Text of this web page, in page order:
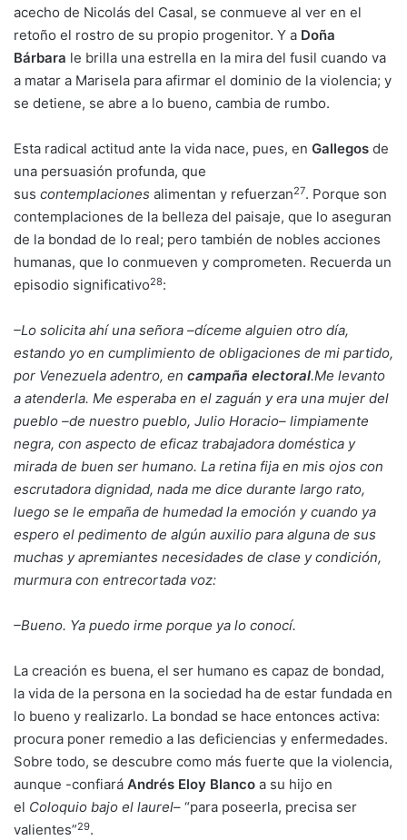
acecho de Nicolás del Casal, se conmueve al ver en el
retoño el rostro de su propio progenitor. Y a Doña
Bárbara le brilla una estrella en la mira del fusil cuando va
a matar a Marisela para afirmar el dominio de la violencia; y
se detiene, se abre a lo bueno, cambia de rumbo.
Esta radical actitud ante la vida nace, pues, en Gallegos de
una persuasión profunda, que
sus contemplaciones alimentan y refuerzan27. Porque son
contemplaciones de la belleza del paisaje, que lo aseguran
de la bondad de lo real; pero también de nobles acciones
humanas, que lo conmueven y comprometen. Recuerda un
episodio significativo28:
–Lo solicita ahí una señora –díceme alguien otro día,
estando yo en cumplimiento de obligaciones de mi partido,
por Venezuela adentro, en campaña electoral.Me levanto
a atenderla. Me esperaba en el zaguán y era una mujer del
pueblo –de nuestro pueblo, Julio Horacio– limpiamente
negra, con aspecto de eficaz trabajadora doméstica y
mirada de buen ser humano. La retina fija en mis ojos con
escrutadora dignidad, nada me dice durante largo rato,
luego se le empaña de humedad la emoción y cuando ya
espero el pedimento de algún auxilio para alguna de sus
muchas y apremiantes necesidades de clase y condición,
murmura con entrecortada voz:
–Bueno. Ya puedo irme porque ya lo conocí.
La creación es buena, el ser humano es capaz de bondad,
la vida de la persona en la sociedad ha de estar fundada en
lo bueno y realizarlo. La bondad se hace entonces activa:
procura poner remedio a las deficiencias y enfermedades.
Sobre todo, se descubre como más fuerte que la violencia,
aunque -confiará Andrés Eloy Blanco a su hijo en
el Coloquio bajo el laurel– “para poseerla, precisa ser
valientes”29.